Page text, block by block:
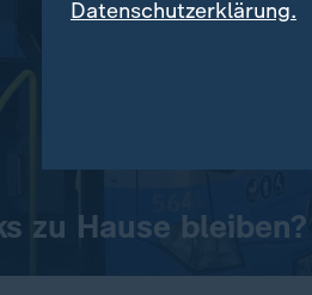
zu Hause bleiben?
Datenschutzerklärung.